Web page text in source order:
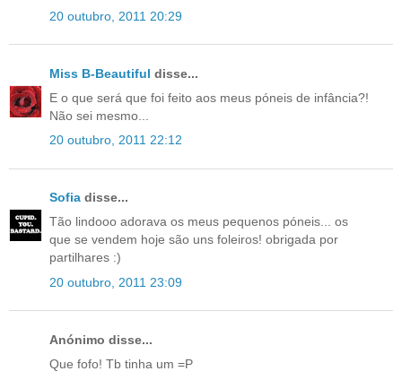
20 outubro, 2011 20:29
Miss B-Beautiful disse...
E o que será que foi feito aos meus póneis de infância?!
Não sei mesmo...
20 outubro, 2011 22:12
Sofia disse...
Tão lindooo adorava os meus pequenos póneis... os
que se vendem hoje são uns foleiros! obrigada por
partilhares :)
20 outubro, 2011 23:09
Anónimo disse...
Que fofo! Tb tinha um =P